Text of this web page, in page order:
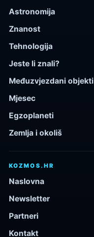
Astronomija
Znanost
Tehnologija
Jeste li znali?
Međuzvjezdani objekti
Mjesec
Egzoplaneti
Zemlja i okoliš
KOZMOS.HR
Naslovna
Newsletter
Partneri
Kontakt